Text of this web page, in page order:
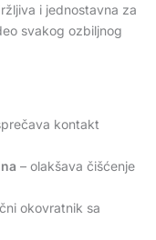
i jednostavna za
svakog ozbiljnog
kontakt
– olakšava čišćenje
okovratnik sa